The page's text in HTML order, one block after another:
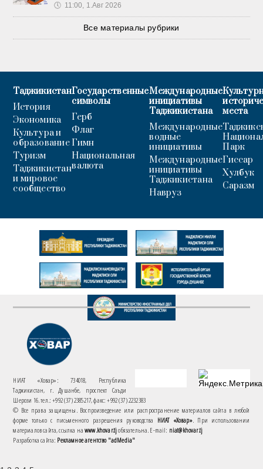
🕔 11:00, 1.Авг 2026
Все материалы рубрики
Таджикистан
История
Экономика
Культура и
образование
Туризм
Таджикистан
и мировое
сообщество
Государственные
символы
Герб
Флаг
Гимн
Национальная
валюта
Международные
инициативы
Таджикистана
Международные
водные
инициативы
Международные
инициативы
Таджикистана
Навруз
места
Парк
Гиссар
Хулбук
Саразм
НИАТ «Ховар»: 734018, Республика
Таджикистан, г. Душанбе, проспект Саъди
Шерози 16. тел.: +992 (37) 2385217, факс: +992 (37) 2232383
© Все права защищены. Воспроизведение или распространение материалов сайта в любой
форме только с письменного разрешения руководства НИАТ «Ховар». При использовании
материалов сайта, ссылка наwww.khovar.tjобязательна. E-mail: niat@khovar.tj
Разработка сайта: Рекламное агентство "adMedia"